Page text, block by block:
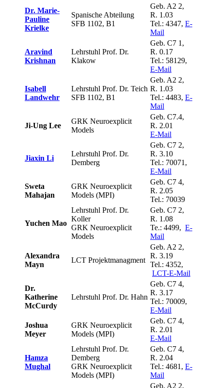
Dr. Marie-
Pauline
Krielke
Spanische Abteilung
SFB 1102, B1
Geb. A2 2,
R. 1.03
Tel.: 4347, E-
Mail
Aravind
Krishnan
Lehrstuhl Prof. Dr.
Klakow
Geb. C7 1,
R. 0.17
Tel.: 58129,
E-Mail
Isabell
Landwehr
Lehrstuhl Prof. Dr. Teich
SFB 1102, B1
Geb. A2 2,
R. 1.03
Tel.: 4483, E-
Mail
Ji-Ung Lee
GRK Neuroexplicit
Models
Geb. C7.4,
R. 2.01
E-Mail
Jiaxin Li
Lehrstuhl Prof. Dr.
Demberg
Geb. C7 2,
R. 3.10
Tel.: 70071,
E-Mail
Sweta
Mahajan
GRK Neuroexplicit
Models (MPI)
Geb. C7 4,
R. 2.05
Tel.: 70039
Yuchen Mao
Lehrstuhl Prof. Dr.
Koller
GRK Neuroexplicit
Models
Geb. C7 2,
R. 1.08
Te.: 4499, E-
Mail
Alexandra
Mayn
LCT Projektmanagment
Geb. A2 2,
R. 3.19
Tel.: 4352,
LCT-E-Mail
Dr.
Katherine
McCurdy
Lehrstuhl Prof. Dr. Hahn
Geb. C7 4,
R. 3.17
Tel.: 70009,
E-Mail
Joshua
Meyer
GRK Neuroexplicit
Models (MPI)
Geb. C7 4,
R. 2.01
E-Mail
Hamza
Mughal
Lehrstuhl Prof. Dr.
Demberg
GRK Neuroexplicit
Models (MPI)
Geb. C7 4,
R. 2.04
Tel.: 4681, E-
Mail
Geb. A2 2,